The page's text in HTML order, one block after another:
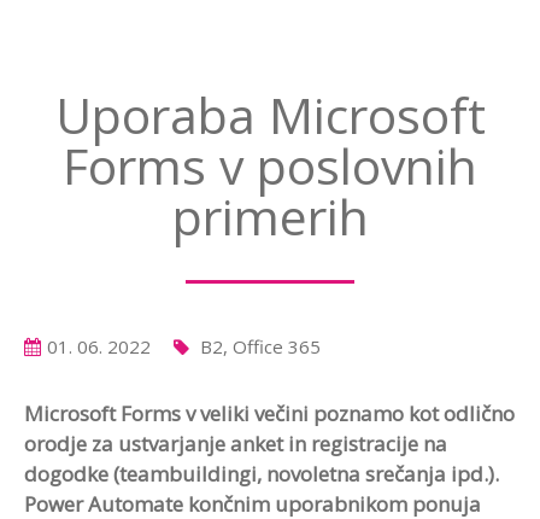
Uporaba Microsoft
Forms v poslovnih
primerih
01. 06. 2022 B2, Office 365
Microsoft Forms v veliki večini poznamo kot odlično
orodje za ustvarjanje anket in registracije na
dogodke (teambuildingi, novoletna srečanja ipd.).
Power Automate končnim uporabnikom ponuja